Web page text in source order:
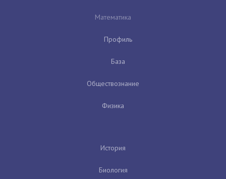
Математика
Профиль
База
Обществознание
Физика
История
Биология